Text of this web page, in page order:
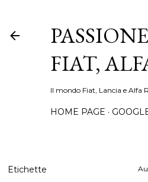
FIAT,
Il mondo Fiat, Lancia e
HOME PAGE
Etichette